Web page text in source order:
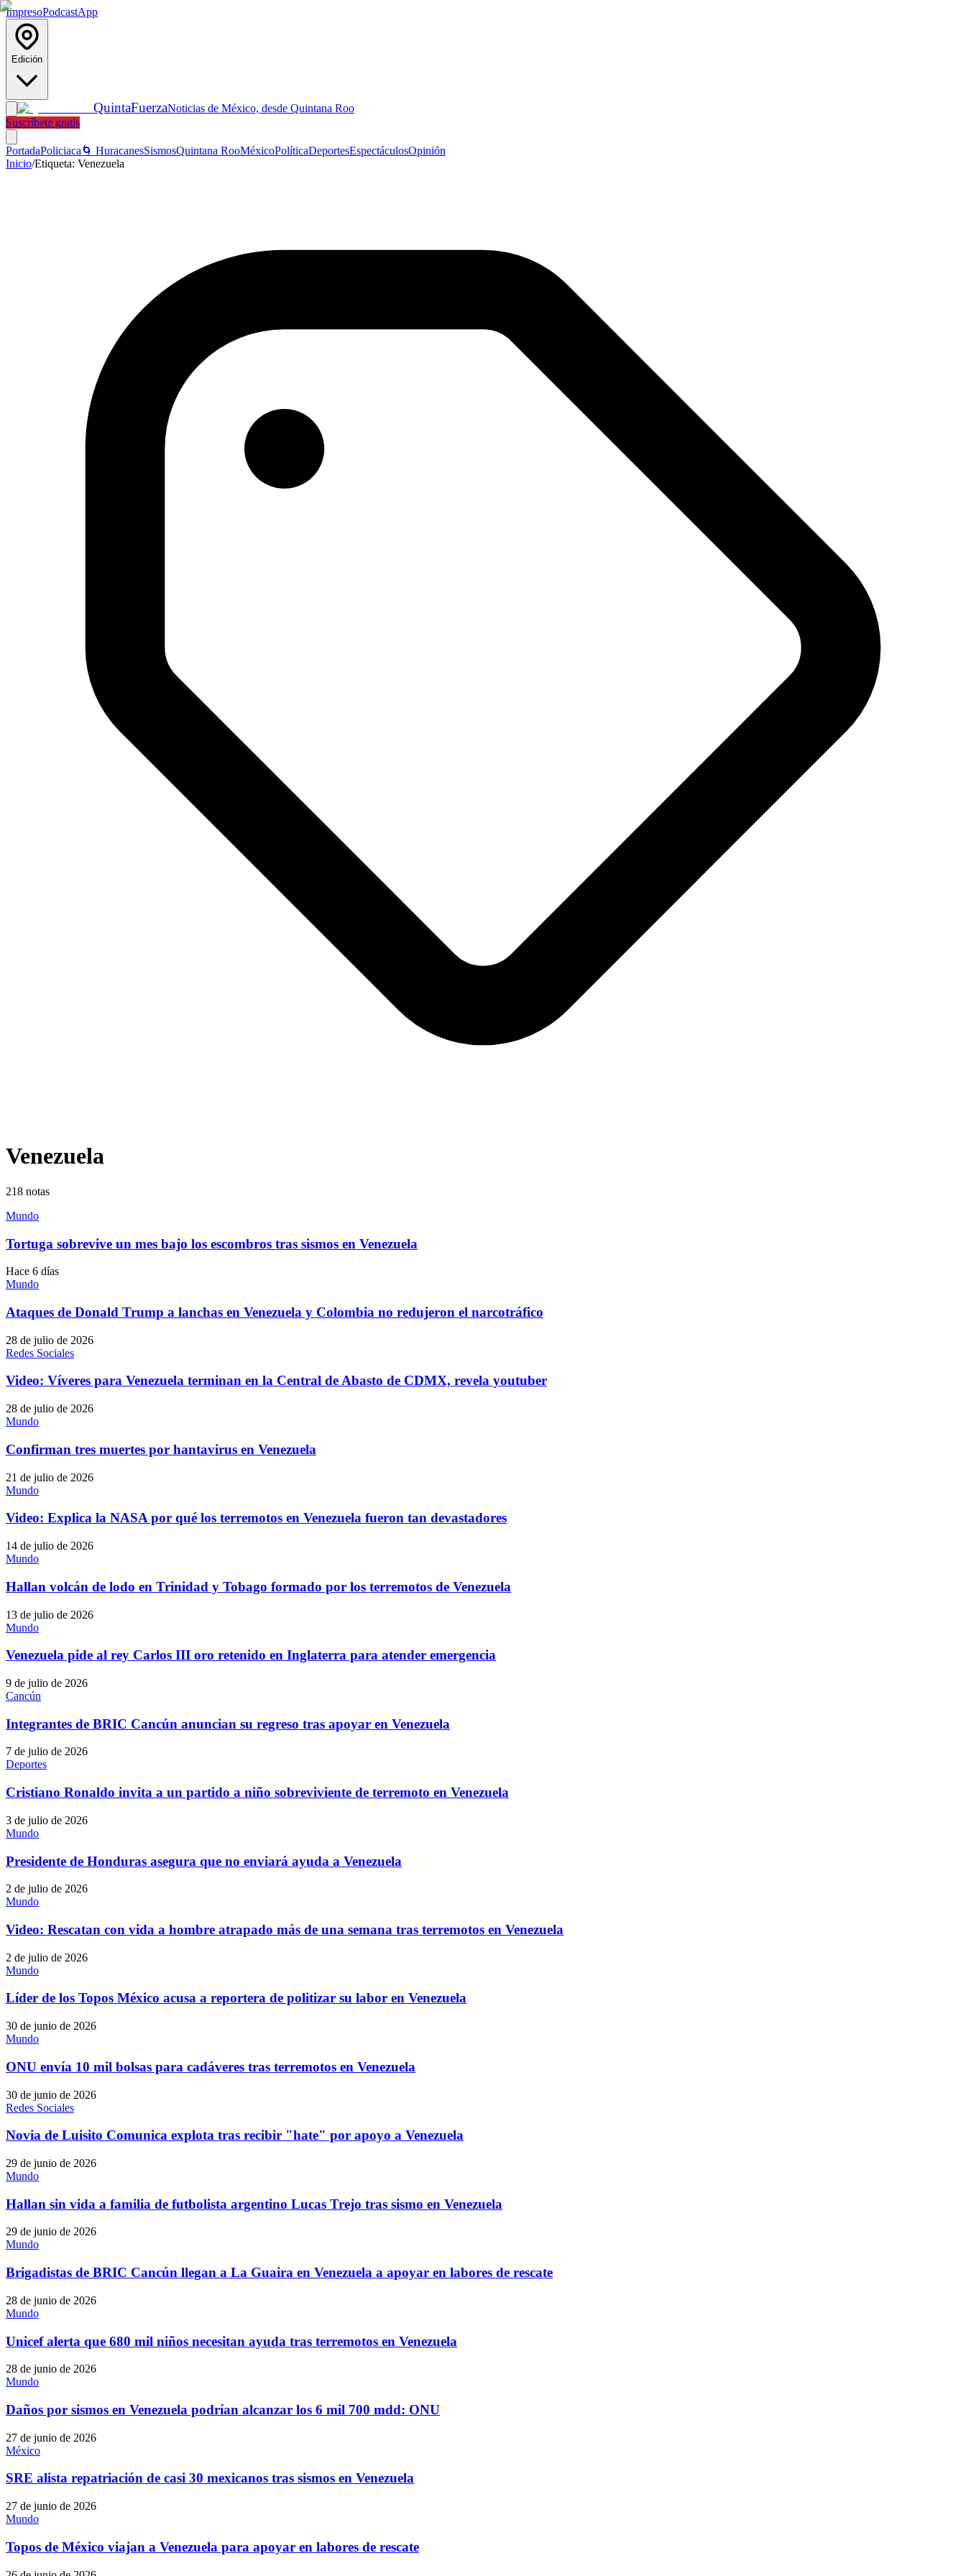
ImpresoPodcastApp
Edición
QuintaFuerzaNoticias de México, desde Quintana Roo
Suscríbete gratis
PortadaPoliciaca 🌀 HuracanesSismosQuintana RooMéxicoPolíticaDeportesEspectáculosOpinión
Inicio/Etiqueta: Venezuela
Venezuela
218 notas
Mundo
Tortuga sobrevive un mes bajo los escombros tras sismos en Venezuela
Hace 6 días
Mundo
Ataques de Donald Trump a lanchas en Venezuela y Colombia no redujeron el narcotráfico
28 de julio de 2026
Redes Sociales
Video: Víveres para Venezuela terminan en la Central de Abasto de CDMX, revela youtuber
28 de julio de 2026
Mundo
Confirman tres muertes por hantavirus en Venezuela
21 de julio de 2026
Mundo
Video: Explica la NASA por qué los terremotos en Venezuela fueron tan devastadores
14 de julio de 2026
Mundo
Hallan volcán de lodo en Trinidad y Tobago formado por los terremotos de Venezuela
13 de julio de 2026
Mundo
Venezuela pide al rey Carlos III oro retenido en Inglaterra para atender emergencia
9 de julio de 2026
Cancún
Integrantes de BRIC Cancún anuncian su regreso tras apoyar en Venezuela
7 de julio de 2026
Deportes
Cristiano Ronaldo invita a un partido a niño sobreviviente de terremoto en Venezuela
3 de julio de 2026
Mundo
Presidente de Honduras asegura que no enviará ayuda a Venezuela
2 de julio de 2026
Mundo
Video: Rescatan con vida a hombre atrapado más de una semana tras terremotos en Venezuela
2 de julio de 2026
Mundo
Líder de los Topos México acusa a reportera de politizar su labor en Venezuela
30 de junio de 2026
Mundo
ONU envía 10 mil bolsas para cadáveres tras terremotos en Venezuela
30 de junio de 2026
Redes Sociales
Novia de Luisito Comunica explota tras recibir "hate" por apoyo a Venezuela
29 de junio de 2026
Mundo
Hallan sin vida a familia de futbolista argentino Lucas Trejo tras sismo en Venezuela
29 de junio de 2026
Mundo
Brigadistas de BRIC Cancún llegan a La Guaira en Venezuela a apoyar en labores de rescate
28 de junio de 2026
Mundo
Unicef alerta que 680 mil niños necesitan ayuda tras terremotos en Venezuela
28 de junio de 2026
Mundo
Daños por sismos en Venezuela podrían alcanzar los 6 mil 700 mdd: ONU
27 de junio de 2026
México
SRE alista repatriación de casi 30 mexicanos tras sismos en Venezuela
27 de junio de 2026
Mundo
Topos de México viajan a Venezuela para apoyar en labores de rescate